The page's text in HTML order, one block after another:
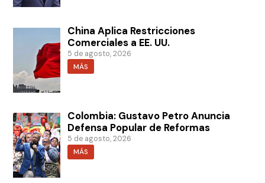
China Aplica Restricciones
Comerciales a EE. UU.
5 de agosto, 2026
MÁS
Colombia: Gustavo Petro Anuncia
Defensa Popular de Reformas
5 de agosto, 2026
MÁS